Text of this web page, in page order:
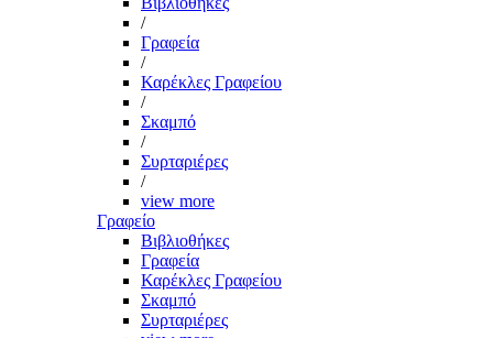
/
Γραφεία
/
Καρέκλες Γραφείου
/
Σκαμπό
/
Συρταριέρες
/
view more
Γραφείο
Βιβλιοθήκες
Γραφεία
Καρέκλες Γραφείου
Σκαμπό
Συρταριέρες